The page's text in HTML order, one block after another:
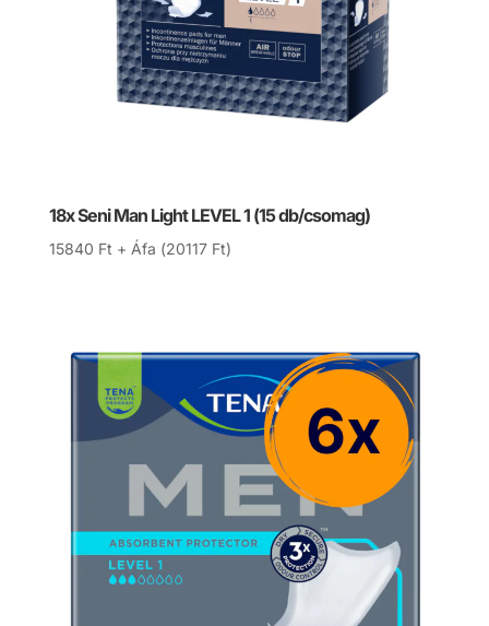
18x Seni Man Light LEVEL 1 (15 db/csomag)
15840 Ft + Áfa (20117 Ft)